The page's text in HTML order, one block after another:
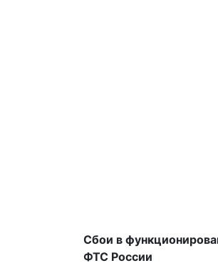
Сбои в
ФТС России